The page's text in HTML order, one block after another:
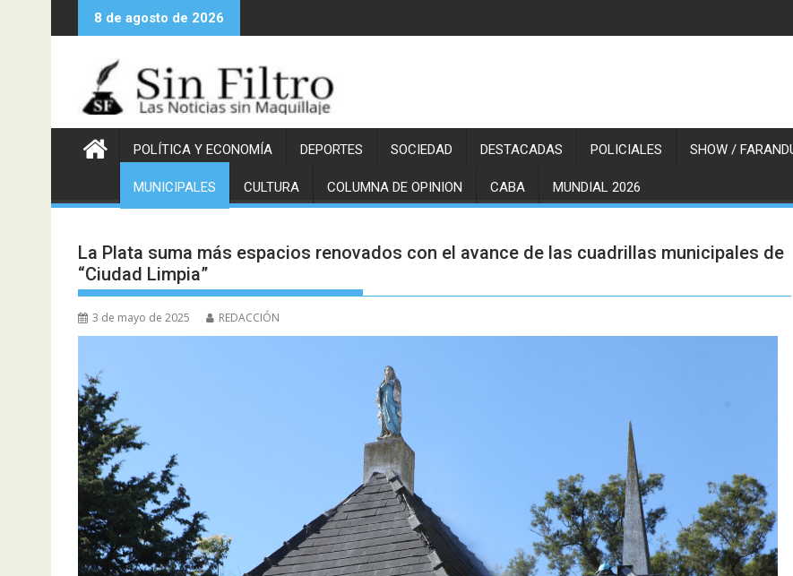
al
8 de agosto de 2026
POLÍTICA Y ECONOMÍA DEPORTES SOCIEDAD DESTACADAS POLICIALES SHOW /
MUNICIPALES CULTURA COLUMNA DE OPINION CABA MUNDIAL 2026
La Plata suma más espacios renovados con el avance de las cuadrillas municipales de
“Ciudad Limpia”
3 de mayo de 2025 REDACCIÓN